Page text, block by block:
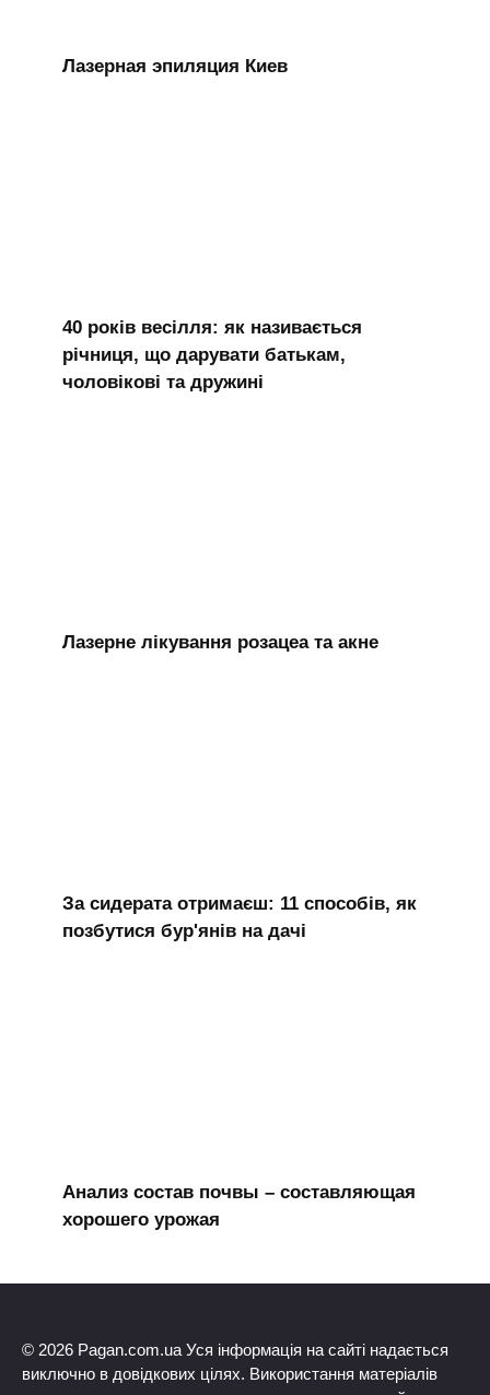
Лазерная эпиляция Киев
40 років весілля: як називається
річниця, що дарувати батькам,
чоловікові та дружині
Лазерне лікування розацеа та акне
За сидерата отримаєш: 11 способів, як
позбутися бур'янів на дачі
Анализ состав почвы – составляющая
хорошего урожая
© 2026 Pagan.com.ua Уся інформація на сайті надається
виключно в довідкових цілях. Використання матеріалів